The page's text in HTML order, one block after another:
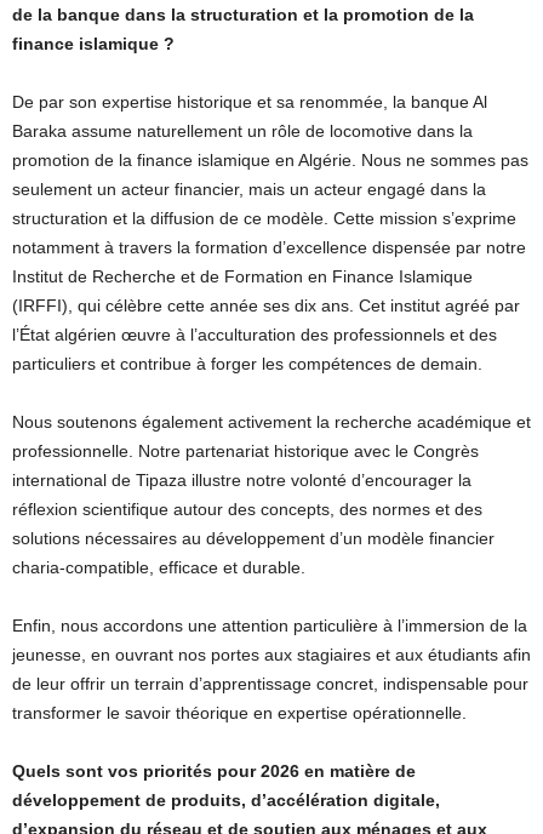
de la banque dans la structuration et la promotion de la
finance islamique ?
De par son expertise historique et sa renommée, la banque Al
Baraka assume naturellement un rôle de locomotive dans la
promotion de la finance islamique en Algérie. Nous ne sommes pas
seulement un acteur financier, mais un acteur engagé dans la
structuration et la diffusion de ce modèle. Cette mission s’exprime
notamment à travers la formation d’excellence dispensée par notre
Institut de Recherche et de Formation en Finance Islamique
(IRFFI), qui célèbre cette année ses dix ans. Cet institut agréé par
l’État algérien œuvre à l’acculturation des professionnels et des
particuliers et contribue à forger les compétences de demain.
Nous soutenons également activement la recherche académique et
professionnelle. Notre partenariat historique avec le Congrès
international de Tipaza illustre notre volonté d’encourager la
réflexion scientifique autour des concepts, des normes et des
solutions nécessaires au développement d’un modèle financier
charia-compatible, efficace et durable.
Enfin, nous accordons une attention particulière à l’immersion de la
jeunesse, en ouvrant nos portes aux stagiaires et aux étudiants afin
de leur offrir un terrain d’apprentissage concret, indispensable pour
transformer le savoir théorique en expertise opérationnelle.
Quels sont vos priorités pour 2026 en matière de
développement de produits, d’accélération digitale,
d’expansion du réseau et de soutien aux ménages et aux